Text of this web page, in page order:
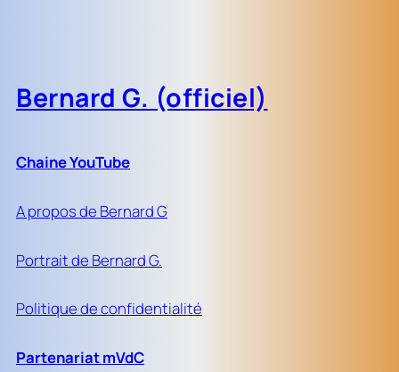
Bernard G. (officiel)
Chaine YouTube
A propos de Bernard G
Portrait de Bernard G.
Politique de confidentialité
Partenariat mVdC